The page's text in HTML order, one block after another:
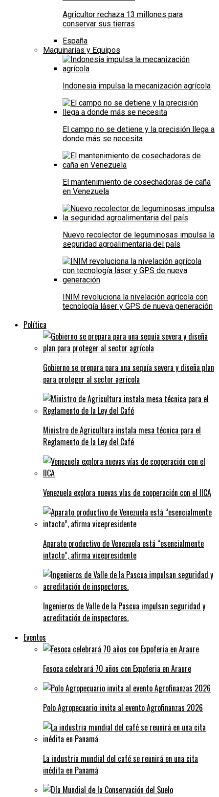
Agricultor rechaza 13 millones para
conservar sus tierras
España
Maquinarias y Equipos
Indonesia impulsa la mecanización agrícola
El campo no se detiene y la precisión llega a
donde más se necesita
El mantenimiento de cosechadoras de caña
en Venezuela
Nuevo recolector de leguminosas impulsa la
seguridad agroalimentaria del país
INIM revoluciona la nivelación agrícola con
tecnología láser y GPS de nueva generación
Política
Gobierno se prepara para una sequía severa y diseña plan
para proteger al sector agrícola
Ministro de Agricultura instala mesa técnica para el
Reglamento de la Ley del Café
Venezuela explora nuevas vías de cooperación con el IICA
Aparato productivo de Venezuela está “esencialmente
intacto”, afirma vicepresidente
Ingenieros de Valle de la Pascua impulsan seguridad y
acreditación de inspectores.
Eventos
Fesoca celebrará 70 años con Expoferia en Araure
Polo Agropecuario invita al evento Agrofinanzas 2026
La industria mundial del café se reunirá en una cita
inédita en Panamá